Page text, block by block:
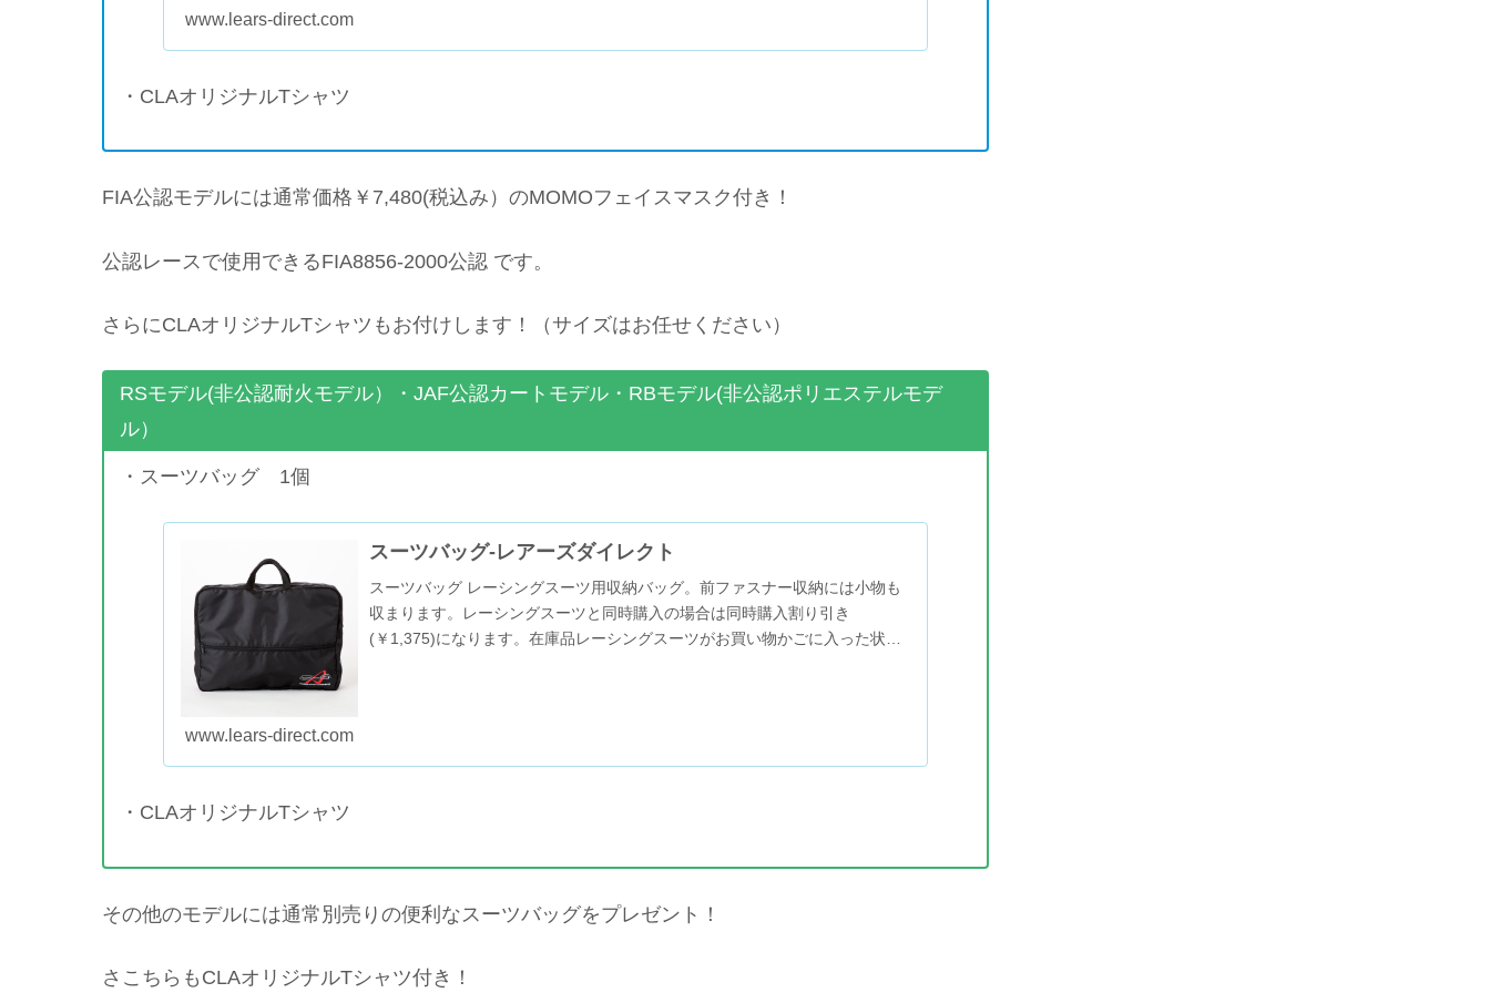
www.lears-direct.com
・CLAオリジナルTシャツ
FIA公認モデルには通常価格￥7,480(税込み）のMOMOフェイスマスク付き！
公認レースで使用できるFIA8856-2000公認 です。
さらにCLAオリジナルTシャツもお付けします！（サイズはお任せください）
RSモデル(非公認耐火モデル）・JAF公認カートモデル・RBモデル(非公認ポリエステルモデ
ル）
・スーツバッグ 1個
スーツバッグ-レアーズダイレクト
スーツバッグ レーシングスーツ用収納バッグ。前ファスナー収納には小物も
収まります。レーシングスーツと同時購入の場合は同時購入割り引き
(￥1,375)になります。在庫品レーシングスーツがお買い物かごに入った状態
www.lears-direct.com
・CLAオリジナルTシャツ
その他のモデルには通常別売りの便利なスーツバッグをプレゼント！
さこちらもCLAオリジナルTシャツ付き！